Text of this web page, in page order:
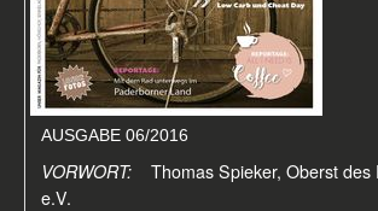
AUSGABE 06/2016
VORWORT:
Thomas Spieker, Oberst des
e.V.